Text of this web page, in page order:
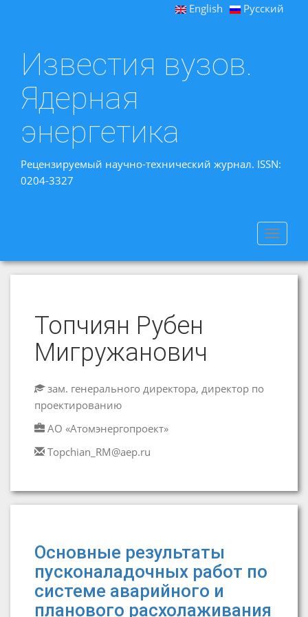
English Русский
Известия вузов.
Ядерная
энергетика
Рецензируемый научно-технический журнал. ISSN:
0204-3327
Toggle
Топчиян Рубен
Мигружанович
зам. генерального директора, директор по
проектированию
АО «Атомэнергопроект»
Topchian_RM@aep.ru
Основные результаты
пусконаладочных работ по
системе аварийного и
планового расхолаживания